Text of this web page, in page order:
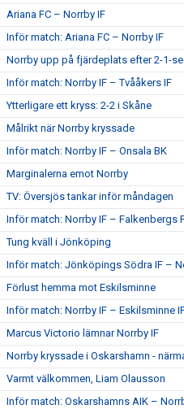
Ariana FC – Norrby IF
Inför match: Ariana FC – Norrby IF
Norrby upp på fjärdeplats efter 2-1-
Inför match: Norrby IF – Tvååkers IF
Ytterligare ett kryss: 2-2 i Skåne
Målrikt när Norrby kryssade
Inför match: Norrby IF – Onsala BK
Marginalerna emot Norrby
TV: Översjös tankar inför måndagen
Inför match: Norrby IF – Falkenbergs
Tung kväll i Jönköping
Inför match: Jönköpings Södra IF –
Förlust hemma mot Eskilsminne
Inför match: Norrby IF – Eskilsminne
Marcus Victorio lämnar Norrby IF
Norrby kryssade i Oskarshamn -
Varmt välkommen, Liam Olausson
Inför match: Oskarshamns AIK –